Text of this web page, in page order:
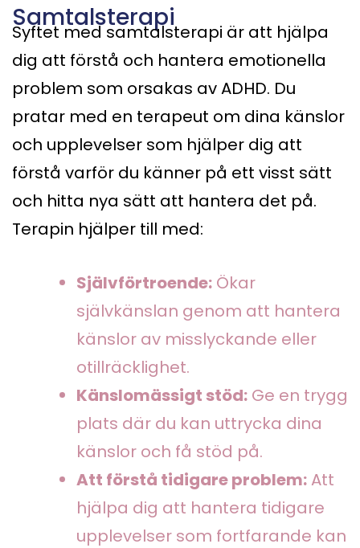
Samtalsterapi
Syftet med samtalsterapi är att hjälpa
dig att förstå och hantera emotionella
problem som orsakas av ADHD. Du
pratar med en terapeut om dina känslor
och upplevelser som hjälper dig att
förstå varför du känner på ett visst sätt
och hitta nya sätt att hantera det på.
Terapin hjälper till med:
Självförtroende: Ökar
självkänslan genom att hantera
känslor av misslyckande eller
otillräcklighet.
Känslomässigt stöd: Ge en trygg
plats där du kan uttrycka dina
känslor och få stöd på.
Att förstå tidigare problem: Att
hjälpa dig att hantera tidigare
upplevelser som fortfarande kan